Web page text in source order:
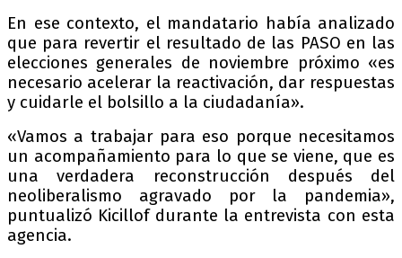
En ese contexto, el mandatario había analizado
que para revertir el resultado de las PASO en las
elecciones generales de noviembre próximo «es
necesario acelerar la reactivación, dar respuestas
y cuidarle el bolsillo a la ciudadanía».
«Vamos a trabajar para eso porque necesitamos
un acompañamiento para lo que se viene, que es
una verdadera reconstrucción después del
neoliberalismo agravado por la pandemia»,
puntualizó Kicillof durante la entrevista con esta
agencia.